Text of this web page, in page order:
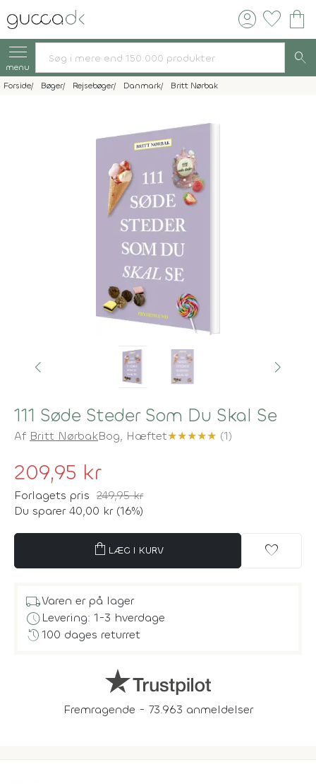
account_circle favorite shopping_bag
menu search
Forside Bøger Rejsebøger Danmark Britt Nørbak
111 Søde Steder Som Du Skal Se
Af Britt NørbakBog, Hæftet★★★★★ (1)
209,95 kr
Forlagets pris 249,95 kr
Du sparer 40,00 kr (16%)
shopping_bag LÆG I KURV favorite
local_shippingVaren er på lager
scheduleLevering: 1-3 hverdage
history100 dages returret
Fremragende - 73.963 anmeldelser